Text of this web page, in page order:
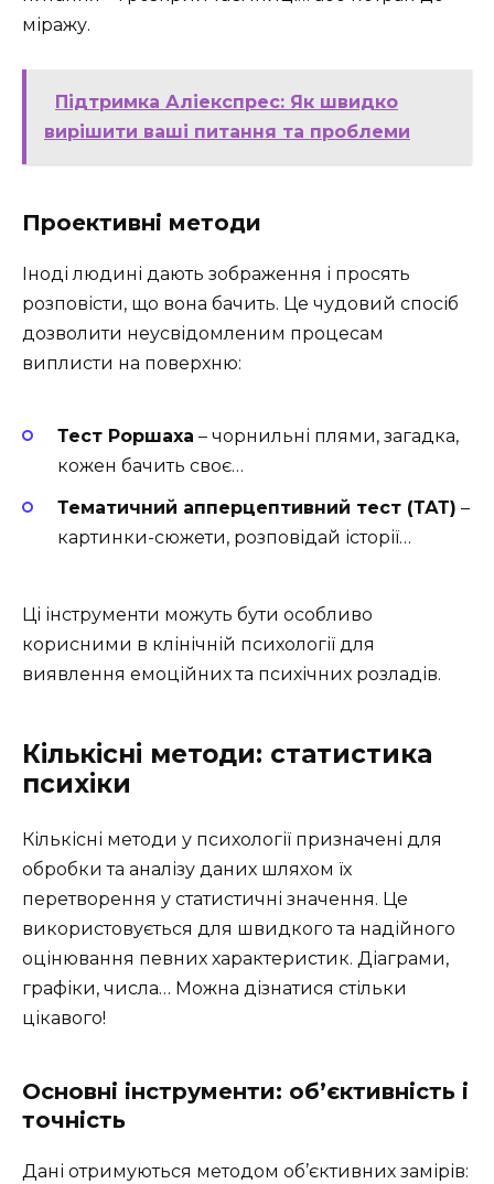
міражу.
Підтримка Аліекспрес: Як швидко
вирішити ваші питання та проблеми
Проективні методи
Іноді людині дають зображення і просять
розповісти, що вона бачить. Це чудовий спосіб
дозволити неусвідомленим процесам
виплисти на поверхню:
Тест Роршаха – чорнильні плями, загадка,
кожен бачить своє…
Тематичний апперцептивний тест (ТАТ) –
картинки-сюжети, розповідай історії…
Ці інструменти можуть бути особливо
корисними в клінічній психології для
виявлення емоційних та психічних розладів.
Кількісні методи: статистика
психіки
Кількісні методи у психології призначені для
обробки та аналізу даних шляхом їх
перетворення у статистичні значення. Це
використовується для швидкого та надійного
оцінювання певних характеристик. Діаграми,
графіки, числа… Можна дізнатися стільки
цікавого!
Основні інструменти: об’єктивність і
точність
Дані отримуються методом об’єктивних замірів: